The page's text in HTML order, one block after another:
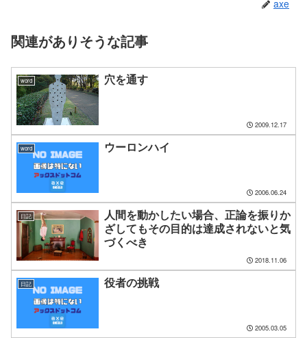
axe
関連がありそうな記事
word 穴を通す
2009.12.17
word ウーロンハイ
2006.06.24
日記
人間を動かしたい場合、正論を振りか
ざしてもその目的は達成されないと気
づくべき
2018.11.06
日記 役者の挑戦
2005.03.05